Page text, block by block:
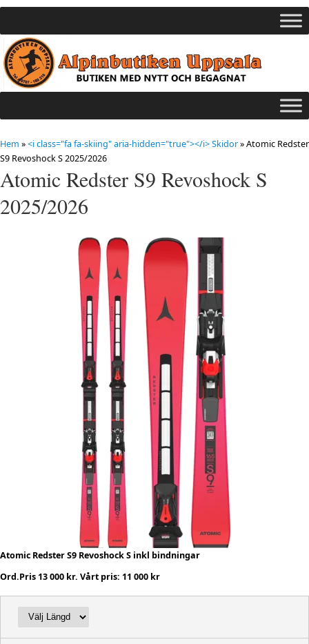
Hem »<i class="fa fa-skiing" aria-hidden="true"></i> Skidor»Atomic Redster
S9 Revoshock S 2025/2026
Atomic Redster S9 Revoshock S
2025/2026
Atomic Redster S9 Revoshock S inkl bindningar
Ord.Pris 13 000 kr. Vårt pris: 11 000 kr